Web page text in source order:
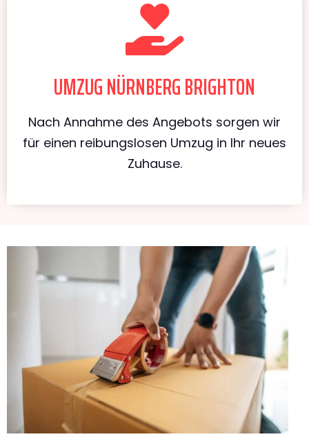
UMZUG NÜRNBERG BRIGHTON
Nach Annahme des Angebots sorgen wir
für einen reibungslosen Umzug in Ihr neues
Zuhause.